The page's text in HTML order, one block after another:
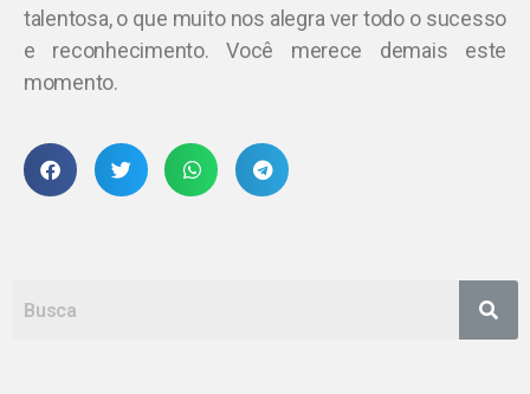
talentosa, o que muito nos alegra ver todo o sucesso
e reconhecimento. Você merece demais este
momento.